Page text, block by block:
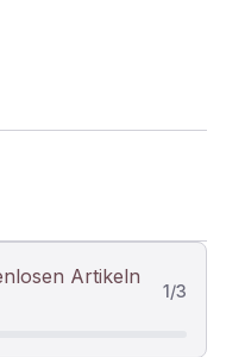
Artikeln
1/3